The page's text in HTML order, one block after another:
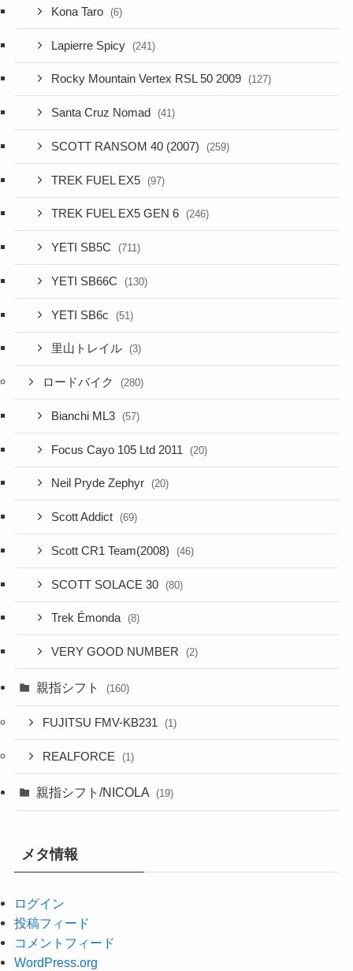
Kona Taro (6)
Lapierre Spicy (241)
Rocky Mountain Vertex RSL 50 2009 (127)
Santa Cruz Nomad (41)
SCOTT RANSOM 40 (2007) (259)
TREK FUEL EX5 (97)
TREK FUEL EX5 GEN 6 (246)
YETI SB5C (711)
YETI SB66C (130)
YETI SB6c (51)
里山トレイル (3)
ロードバイク (280)
Bianchi ML3 (57)
Focus Cayo 105 Ltd 2011 (20)
Neil Pryde Zephyr (20)
Scott Addict (69)
Scott CR1 Team(2008) (46)
SCOTT SOLACE 30 (80)
Trek Émonda (8)
VERY GOOD NUMBER (2)
親指シフト (160)
FUJITSU FMV-KB231 (1)
REALFORCE (1)
親指シフト/NICOLA (19)
メタ情報
ログイン
投稿フィード
コメントフィード
WordPress.org